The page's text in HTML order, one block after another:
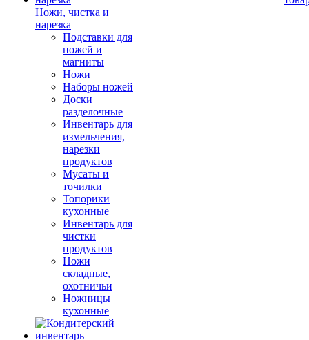
Ножи, чистка и
нарезка
Подставки для
ножей и
магниты
Ножи
Наборы ножей
Доски
разделочные
Инвентарь для
измельчения,
нарезки
продуктов
Мусаты и
точилки
Топорики
кухонные
Инвентарь для
чистки
продуктов
Ножи
складные,
охотничьи
Ножницы
кухонные